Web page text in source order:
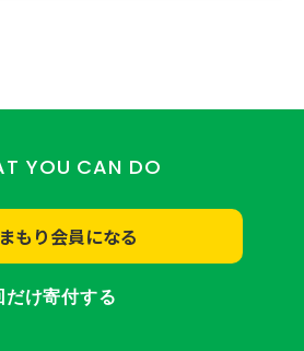
YOU CAN DO
もり会員になる
だけ寄付する